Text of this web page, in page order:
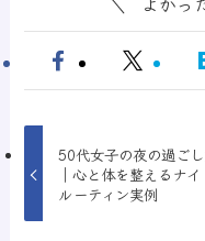
50代女子の夜の過ご
｜心と体を整えるナイ
ルーティン実例